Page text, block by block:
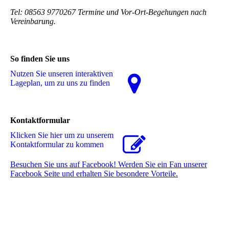
Tel: 08563 9770267 Termine und Vor-Ort-Begehungen nach
Vereinbarung.
So finden Sie uns
Nutzen Sie unseren interaktiven
La­ge­plan, um zu uns zu finden
Kontaktformular
Klicken Sie hier um zu unserem
Kon­takt­for­mu­lar zu kommen
Besuchen Sie uns auf Facebook! Werden Sie ein Fan unserer
Facebook Seite und erhalten Sie besondere Vorteile.